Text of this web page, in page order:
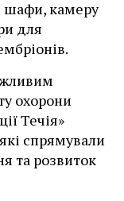
шафи, камеру
для
охорони
Течія»
спрямували
та розвиток